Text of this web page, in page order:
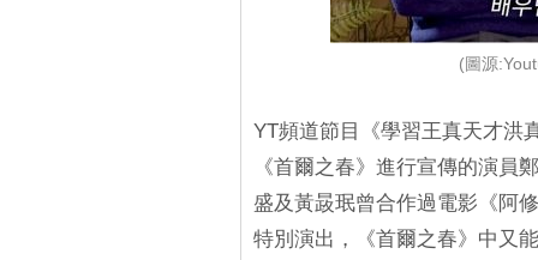
(圖源
YT頻道節目《學習王真天才洪
《首爾之春》進行宣傳的演員
盛及黃晸珉曾合作過電影《阿
特別演出，《首爾之春》中又